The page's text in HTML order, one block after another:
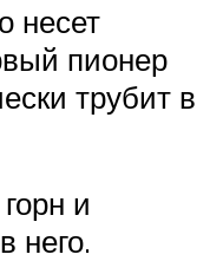
несет
пионер
трубит в
и
него.